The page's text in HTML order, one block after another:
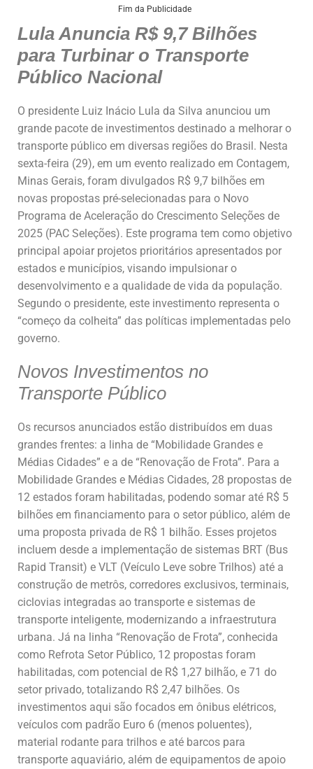
s
A
p
p
e
b
o
o
k
e
dI
n
ai
l
ar
e
Fim da Publicidade
Lula Anuncia R$ 9,7 Bilhões
para Turbinar o Transporte
Público Nacional
O presidente Luiz Inácio Lula da Silva anunciou um
grande pacote de investimentos destinado a melhorar o
transporte público em diversas regiões do Brasil. Nesta
sexta-feira (29), em um evento realizado em Contagem,
Minas Gerais, foram divulgados R$ 9,7 bilhões em
novas propostas pré-selecionadas para o Novo
Programa de Aceleração do Crescimento Seleções de
2025 (PAC Seleções). Este programa tem como objetivo
principal apoiar projetos prioritários apresentados por
estados e municípios, visando impulsionar o
desenvolvimento e a qualidade de vida da população.
Segundo o presidente, este investimento representa o
“começo da colheita” das políticas implementadas pelo
governo.
Novos Investimentos no
Transporte Público
Os recursos anunciados estão distribuídos em duas
grandes frentes: a linha de “Mobilidade Grandes e
Médias Cidades” e a de “Renovação de Frota”. Para a
Mobilidade Grandes e Médias Cidades, 28 propostas de
12 estados foram habilitadas, podendo somar até R$ 5
bilhões em financiamento para o setor público, além de
uma proposta privada de R$ 1 bilhão. Esses projetos
incluem desde a implementação de sistemas BRT (Bus
Rapid Transit) e VLT (Veículo Leve sobre Trilhos) até a
construção de metrôs, corredores exclusivos, terminais,
ciclovias integradas ao transporte e sistemas de
transporte inteligente, modernizando a infraestrutura
urbana. Já na linha “Renovação de Frota”, conhecida
como Refrota Setor Público, 12 propostas foram
habilitadas, com potencial de R$ 1,27 bilhão, e 71 do
setor privado, totalizando R$ 2,47 bilhões. Os
investimentos aqui são focados em ônibus elétricos,
veículos com padrão Euro 6 (menos poluentes),
material rodante para trilhos e até barcos para
transporte aquaviário, além de equipamentos de apoio